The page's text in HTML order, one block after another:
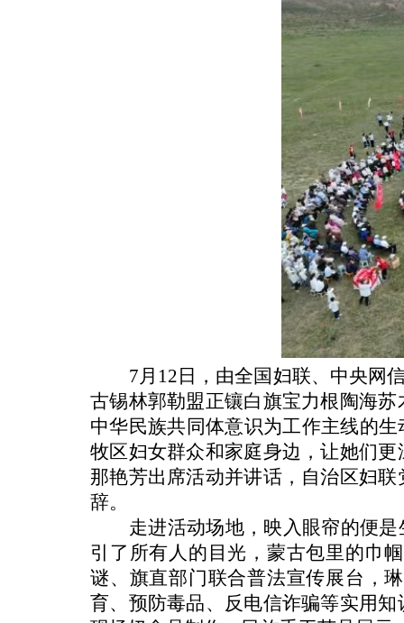
7月12日，由全国妇联、中央网
古锡林郭勒盟正镶白旗宝力根陶海
中华民族共同体意识为工作主线的
牧区妇女群众和家庭身边，让她们
那艳芳出席活动并讲话，自治区妇
辞。
走进活动场地，映入眼帘的便是
引了所有人的目光，蒙古包里的巾
谜、旗直部门联合普法宣传展台，
育、预防毒品、反电信诈骗等实用